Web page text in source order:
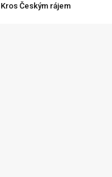
Kros Českým rájem